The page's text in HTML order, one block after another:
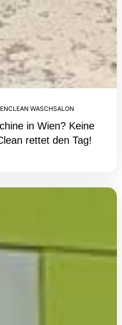
WASCHSALON
in Wien? Keine
rettet den Tag!